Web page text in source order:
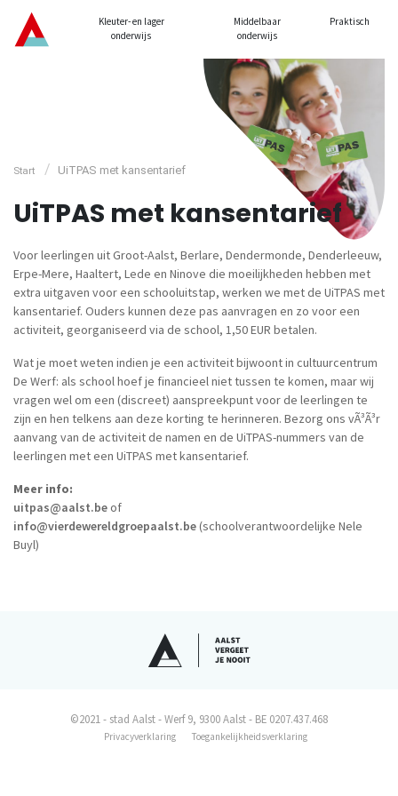
Kleuter- en lager
onderwijs
Middelbaar
onderwijs
Praktisch
Start / UiTPAS met kansentarief
UiTPAS met kansentarief
Voor leerlingen uit Groot-Aalst, Berlare, Dendermonde, Denderleeuw,
Erpe-Mere, Haaltert, Lede en Ninove die moeilijkheden hebben met
extra uitgaven voor een schooluitstap, werken we met de UiTPAS met
kansentarief. Ouders kunnen deze pas aanvragen en zo voor een
activiteit, georganiseerd via de school, 1,50 EUR betalen.
Wat je moet weten indien je een activiteit bijwoont in cultuurcentrum
De Werf: als school hoef je financieel niet tussen te komen, maar wij
vragen wel om een (discreet) aanspreekpunt voor de leerlingen te
zijn en hen telkens aan deze korting te herinneren. Bezorg ons vÃ³Ã³r
aanvang van de activiteit de namen en de UiTPAS-nummers van de
leerlingen met een UiTPAS met kansentarief.
Meer info:
uitpas@aalst.beof
info@vierdewereldgroepaalst.be(schoolverantwoordelijke Nele
Buyl)
©2021 - stad Aalst - Werf 9, 9300 Aalst - BE 0207.437.468
Privacyverklaring Toegankelijkheidsverklaring